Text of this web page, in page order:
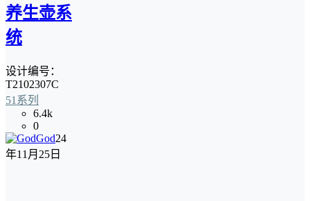
养生壶系
统
设计编号：
T2102307C
51系列
6.4k
0
God24
年11月25日